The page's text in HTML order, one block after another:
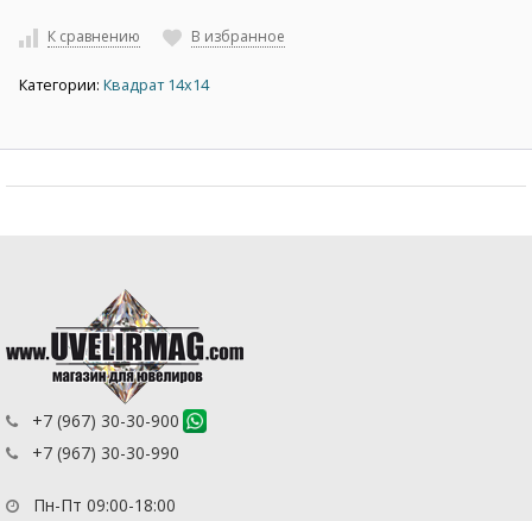
К сравнению В избранное
Категории: Квадрат 14х14
+7 (967) 30-30-900
+7 (967) 30-30-990
Пн-Пт 09:00-18:00